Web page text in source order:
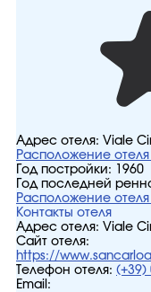
Адрес отеля: Viale
Расположение
Год постройки:
1960
Год последней
Расположение
Контакты отеля
Адрес отеля: Viale
Сайт отеля:
https://
Телефон отеля: (+39)
Email: